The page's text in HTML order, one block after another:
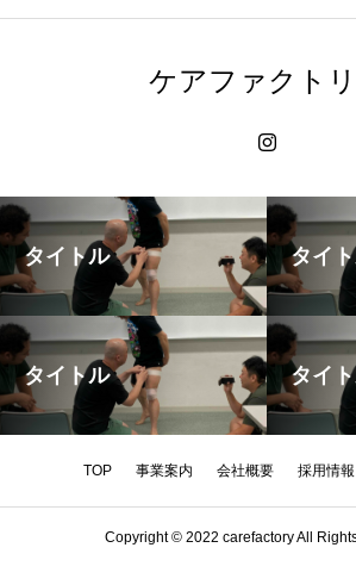
ケアファクト
タイトル タイ
タイトル タイ
TOP 事業案内 会社概要 採用情報
Copyright © 2022 carefactory All